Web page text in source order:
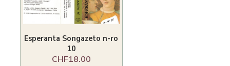
Esperanta Songazeto n-ro
10
CHF18.00